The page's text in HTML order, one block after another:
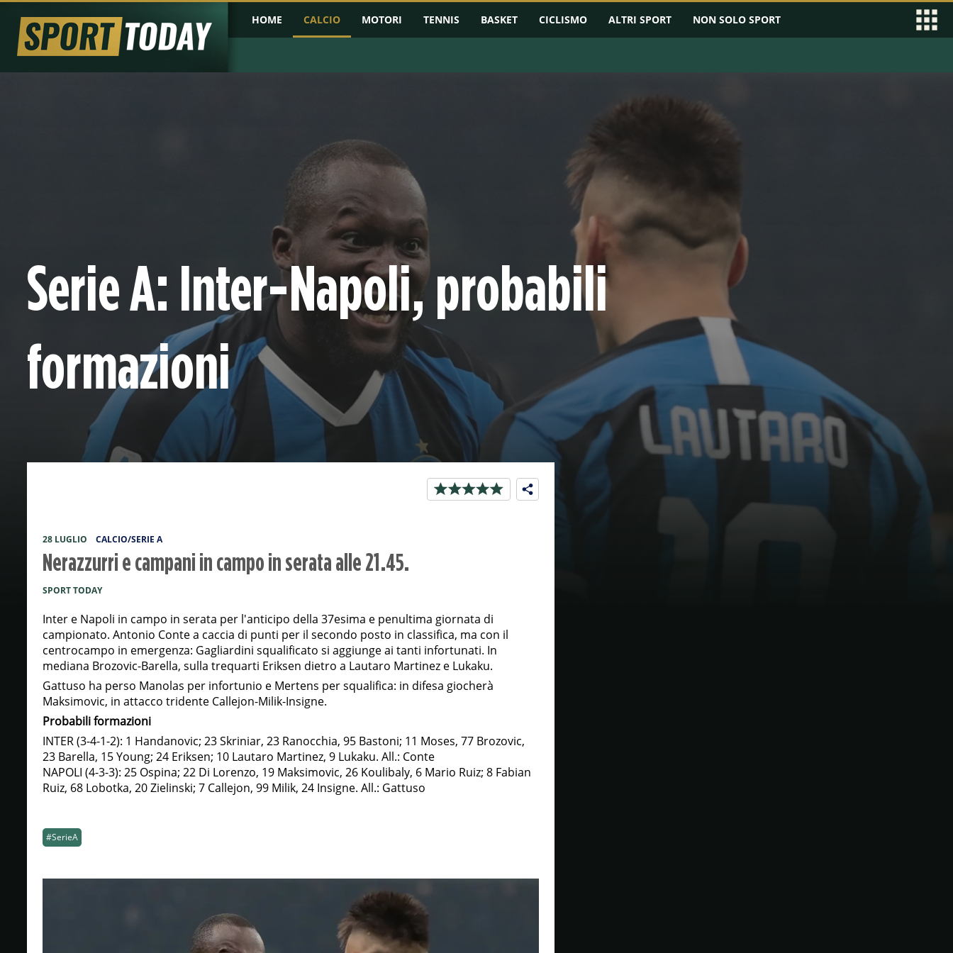
HOME CALCIO MOTORI TENNIS BASKET CICLISMO ALTRI SPORT NON SOLO SPORT
Serie A: Inter-Napoli, probabili
formazioni
28 LUGLIO CALCIO/SERIE A
Nerazzurri e campani in campo in serata alle 21.45.
SPORT TODAY
Inter e Napoli in campo in serata per l'anticipo della 37esima e penultima giornata di
campionato. Antonio Conte a caccia di punti per il secondo posto in classifica, ma con il
centrocampo in emergenza: Gagliardini squalificato si aggiunge ai tanti infortunati. In
mediana Brozovic-Barella, sulla trequarti Eriksen dietro a Lautaro Martinez e Lukaku.
Gattuso ha perso Manolas per infortunio e Mertens per squalifica: in difesa giocherà
Maksimovic, in attacco tridente Callejon-Milik-Insigne.
Probabili formazioni
INTER (3-4-1-2): 1 Handanovic; 23 Skriniar, 23 Ranocchia, 95 Bastoni; 11 Moses, 77 Brozovic,
23 Barella, 15 Young; 24 Eriksen; 10 Lautaro Martinez, 9 Lukaku. All.: Conte
NAPOLI (4-3-3): 25 Ospina; 22 Di Lorenzo, 19 Maksimovic, 26 Koulibaly, 6 Mario Ruiz; 8 Fabian
Ruiz, 68 Lobotka, 20 Zielinski; 7 Callejon, 99 Milik, 24 Insigne. All.: Gattuso
#SerieA